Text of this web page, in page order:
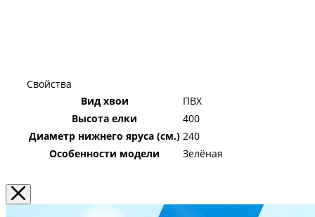
Свойства
Вид хвои
ПВХ
Высота елки
400
Диаметр нижнего яруса (см.) 240
Особенности модели
Зелёная